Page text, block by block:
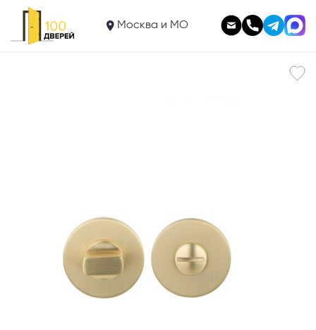
Москва и МО
Фиксатор Portuno WC.011.07 1 305
В корзину